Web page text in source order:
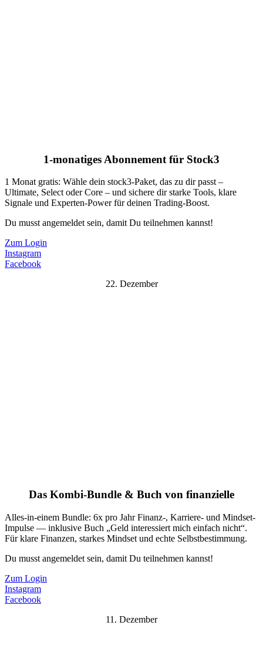
1-monatiges Abonnement für Stock3
1 Monat gratis: Wähle dein stock3-Paket, das zu dir passt –
Ultimate, Select oder Core – und sichere dir starke Tools, klare
Signale und Experten-Power für deinen Trading-Boost.
Du musst angemeldet sein, damit Du teilnehmen kannst!
Zum Login
Instagram
Facebook
22. Dezember
Das Kombi-Bundle & Buch von finanzielle
Alles-in-einem Bundle: 6x pro Jahr Finanz-, Karriere- und Mindset-
Impulse — inklusive Buch „Geld interessiert mich einfach nicht“.
Für klare Finanzen, starkes Mindset und echte Selbstbestimmung.
Du musst angemeldet sein, damit Du teilnehmen kannst!
Zum Login
Instagram
Facebook
11. Dezember